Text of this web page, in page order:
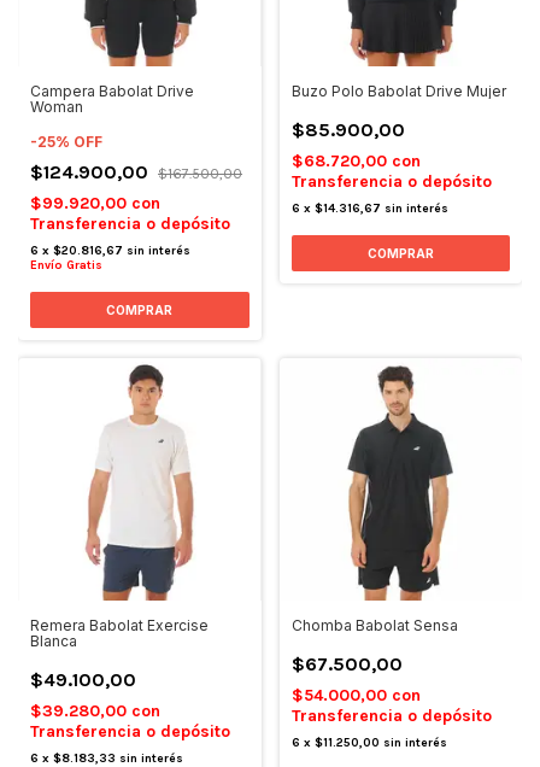
Campera Babolat Drive
Woman
-25% OFF
$124.900,00 $167.500,00
$99.920,00 con
Transferencia o depósito
6 x $20.816,67 sin interés
Envío Gratis
COMPRAR
Buzo Polo Babolat Drive Mujer
$85.900,00
$68.720,00 con
Transferencia o depósito
6 x $14.316,67 sin interés
COMPRAR
Remera Babolat Exercise
Blanca
$49.100,00
$39.280,00 con
Transferencia o depósito
6 x $8.183,33 sin interés
Chomba Babolat Sensa
$67.500,00
$54.000,00 con
Transferencia o depósito
6 x $11.250,00 sin interés